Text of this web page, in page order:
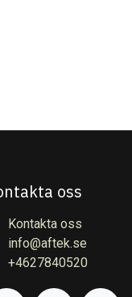
oss
Kontakta oss
info@aftek.se
+4627840520